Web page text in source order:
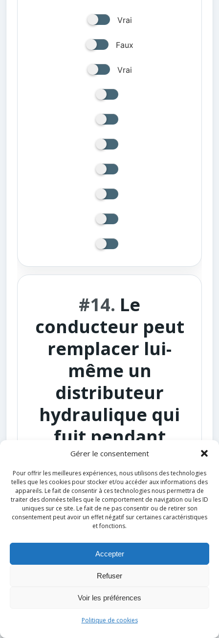
Gérer le consentement
Pour offrir les meilleures expériences, nous utilisons des technologies
telles que les cookies pour stocker et/ou accéder aux informations des
appareils. Le fait de consentir à ces technologies nous permettra de
traiter des données telles que le comportement de navigation ou les ID
uniques sur ce site. Le fait de ne pas consentir ou de retirer son
consentement peut avoir un effet négatif sur certaines caractéristiques
et fonctions.
Accepter
Refuser
Voir les préférences
Politique de cookies
Vrai
Faux
Vrai
#14. Le
conducteur peut
remplacer lui-
même un
distributeur
hydraulique qui
fuit pendant
l’utilisation.
Vrai
Faux
Faux